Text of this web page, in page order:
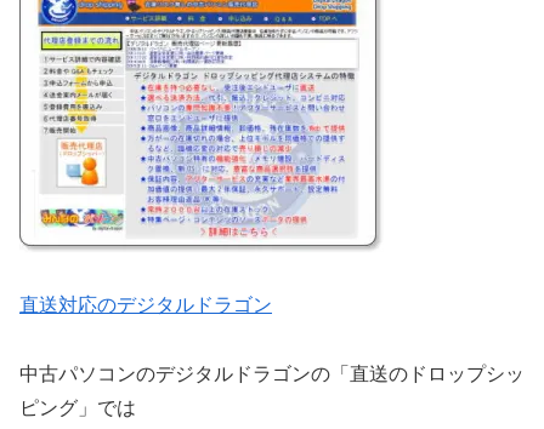
直送対応のデジタルドラゴン
中古パソコンのデジタルドラゴンの「直送のドロップシッ
ピング」では